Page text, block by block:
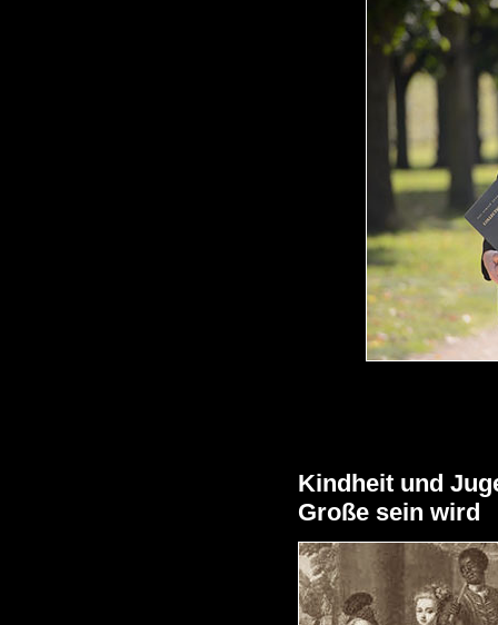
Kindheit und
Große sein wird